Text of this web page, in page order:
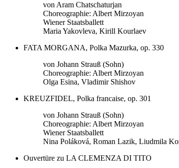
von Aram Chatschaturjan
Choreographie: Albert Mirzoyan
Wiener Staatsballett
Maria Yakovleva, Kirill Kourlaev
FATA MORGANA, Polka Mazurka, op. 330
von Johann Strauß (Sohn)
Choreographie: Albert Mirzoyan
Olga Esina, Vladimir Shishov
KREUZFIDEL, Polka francaise, op. 301
von Johann Strauß (Sohn)
Choreographie: Albert Mirzoyan
Wiener Staatsballett
Nina Poláková, Roman Lazik, Liudmila
Ouvertüre zu LA CLEMENZA DI TITO